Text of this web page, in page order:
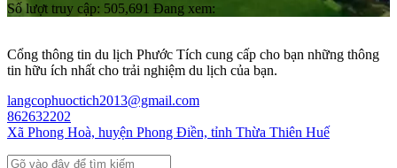
Số lượt truy cập: 505,691 Đang xem:
Cổng thông tin du lịch Phước Tích cung cấp cho bạn những thông
tin hữu ích nhất cho trải nghiệm du lịch của bạn.
langcophuoctich2013@gmail.com
862632202
Xã Phong Hoà, huyện Phong Điền, tỉnh Thừa Thiên Huế